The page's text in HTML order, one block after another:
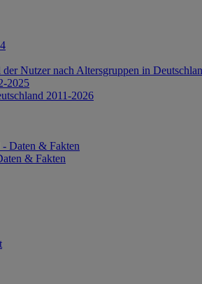
Nutzer nach Altersgruppen in
2025
2011-2026
Daten & Fakten
& Fakten